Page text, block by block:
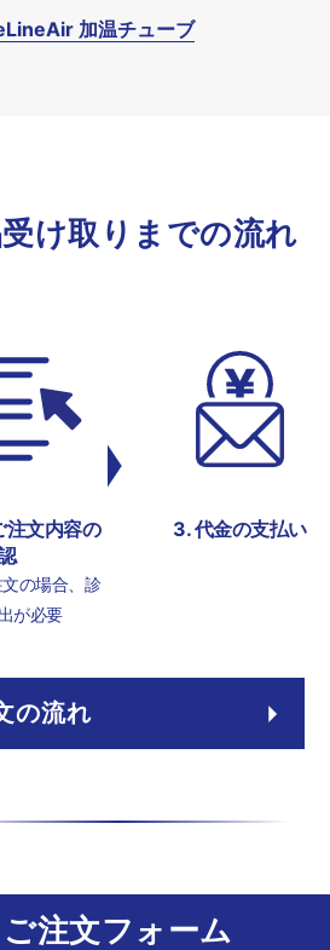
加温チューブ
け取りまでの流れ
注文内容の
の場合、診
が必要
代金の支払い
の流れ
ご注文フォーム